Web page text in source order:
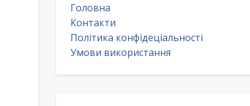
Головна
Контакти
Політика конфідеціальності
Умови використання